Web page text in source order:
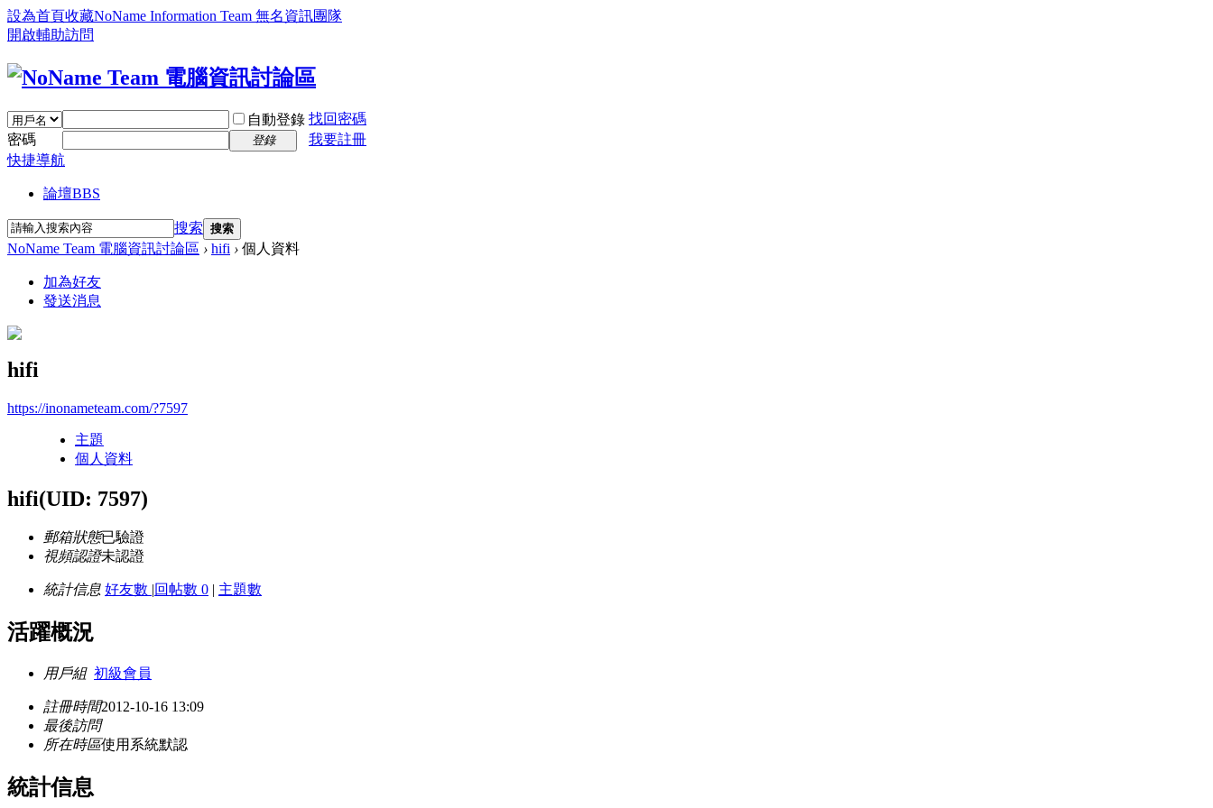
設為首頁收藏NoName Information Team 無名資訊團隊
開啟輔助訪問
自動登錄 找回密碼
密碼
登錄
我要註冊
快捷導航
論壇BBS
搜索 搜索
NoName Team 電腦資訊討論區 › hifi › 個人資料
加為好友
發送消息
hifi
https://inonameteam.com/?7597
主題
個人資料
hifi(UID: 7597)
郵箱狀態已驗證
視頻認證未認證
統計信息 好友數 |回帖數 0 | 主題數
活躍概況
用戶組 初級會員
註冊時間2012-10-16 13:09
最後訪問
所在時區使用系統默認
統計信息